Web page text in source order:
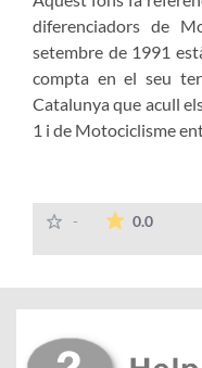
diferenciadors de
setembre de 1991
compta en el seu
Catalunya que acull
1 i de Motociclisme
- 0.0The